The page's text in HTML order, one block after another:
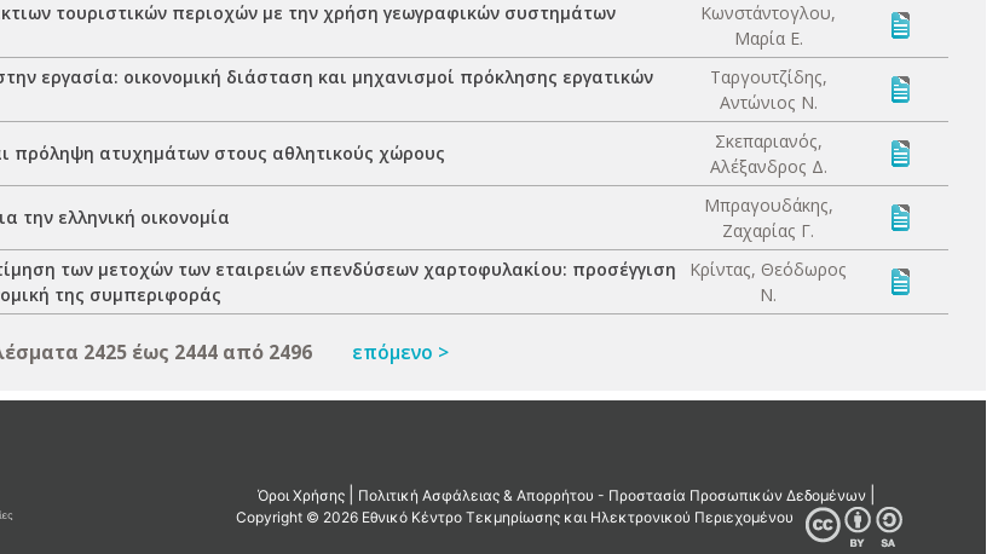
τουριστικών περιοχών με την χρήση γεωγραφικών συστημάτων
Κωνστάντογλου,
Μαρία Ε.
εργασία: οικονομική διάσταση και μηχανισμοί πρόκλησης εργατικών
Ταργουτζίδης,
Αντώνιος Ν.
πρόληψη ατυχημάτων στους αθλητικούς χώρους
Σκεπαριανός,
Αλέξανδρος Δ.
την ελληνική οικονομία
Μπραγουδάκης,
Ζαχαρίας Γ.
των μετοχών των εταιρειών επενδύσεων χαρτοφυλακίου: προσέγγιση
της συμπεριφοράς
Κρίντας, Θεόδωρος
Ν.
2425 έως 2444 από 2496 επόμενο >